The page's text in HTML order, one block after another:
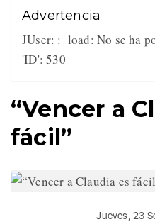
Advertencia
JUser: :_load: No se ha
'ID': 530
“Vencer a
fácil”
Jueves, 23